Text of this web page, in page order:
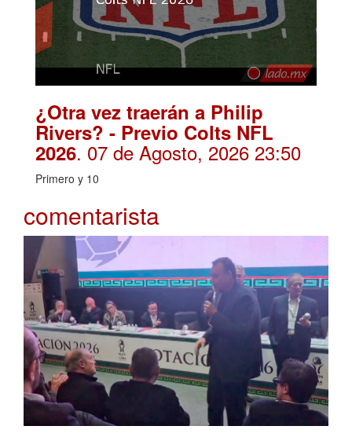
¿Otra vez traerán a Philip
Rivers? - Previo Colts NFL
2026. 07 de Agosto, 2026 23:50
Primero y 10
comentarista